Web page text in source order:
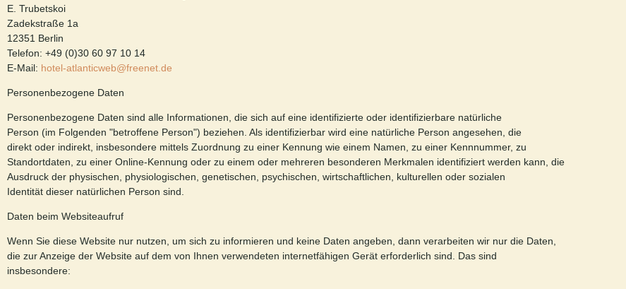
E. Trubetskoi
Zadekstraße 1a
12351 Berlin
Telefon: +49 (0)30 60 97 10 14
E-Mail: hotel-atlanticweb@freenet.de
Personenbezogene Daten
Personenbezogene Daten sind alle Informationen, die sich auf eine identifizierte oder identifizierbare natürliche
Person (im Folgenden "betroffene Person") beziehen. Als identifizierbar wird eine natürliche Person angesehen, die
direkt oder indirekt, insbesondere mittels Zuordnung zu einer Kennung wie einem Namen, zu einer Kennnummer, zu
Standortdaten, zu einer Online-Kennung oder zu einem oder mehreren besonderen Merkmalen identifiziert werden kann, die
Ausdruck der physischen, physiologischen, genetischen, psychischen, wirtschaftlichen, kulturellen oder sozialen
Identität dieser natürlichen Person sind.
Daten beim Websiteaufruf
Wenn Sie diese Website nur nutzen, um sich zu informieren und keine Daten angeben, dann verarbeiten wir nur die Daten,
die zur Anzeige der Website auf dem von Ihnen verwendeten internetfähigen Gerät erforderlich sind. Das sind
insbesondere: